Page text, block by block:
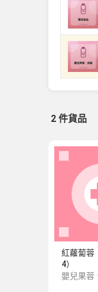
2 件貨品
紅蘿蔔蓉
4）